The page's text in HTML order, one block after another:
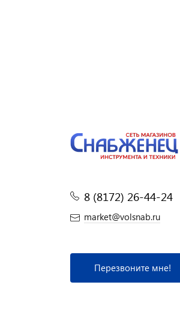
8 (8172) 26-44-24
market@volsnab.ru
Перезвоните мне!